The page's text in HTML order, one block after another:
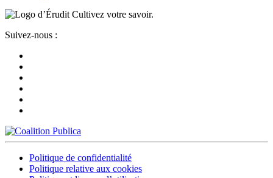
Cultivez votre savoir.
Suivez-nous :
Politique de confidentialité
Politique relative aux cookies